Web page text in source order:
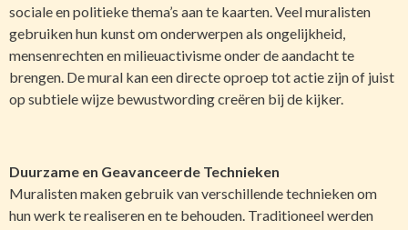
sociale en politieke thema’s aan te kaarten. Veel muralisten
gebruiken hun kunst om onderwerpen als ongelijkheid,
mensenrechten en milieuactivisme onder de aandacht te
brengen. De mural kan een directe oproep tot actie zijn of juist
op subtiele wijze bewustwording creëren bij de kijker.
Duurzame en Geavanceerde Technieken
Muralisten maken gebruik van verschillende technieken om
hun werk te realiseren en te behouden. Traditioneel werden